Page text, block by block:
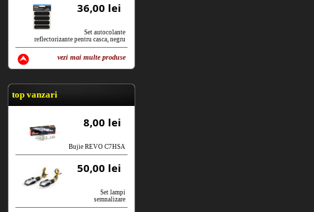
36,00 lei
Set autocolante
reflectorizante pentru casca, negru
vezi mai multe produse
vezi produse
top vanzari
8,00 lei
Bujie REVO C7HSA
50,00 lei
Set lampi
semnalizare